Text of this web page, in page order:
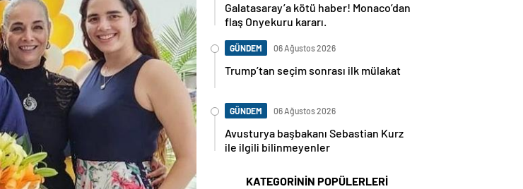
Galatasaray’a kötü haber! Monaco’dan
flaş Onyekuru kararı.
GÜNDEM 06 Ağustos 2026
Trump’tan seçim sonrası ilk mülakat
GÜNDEM 06 Ağustos 2026
Avusturya başbakanı Sebastian Kurz
ile ilgili bilinmeyenler
KATEGORİNİN POPÜLERLERİ